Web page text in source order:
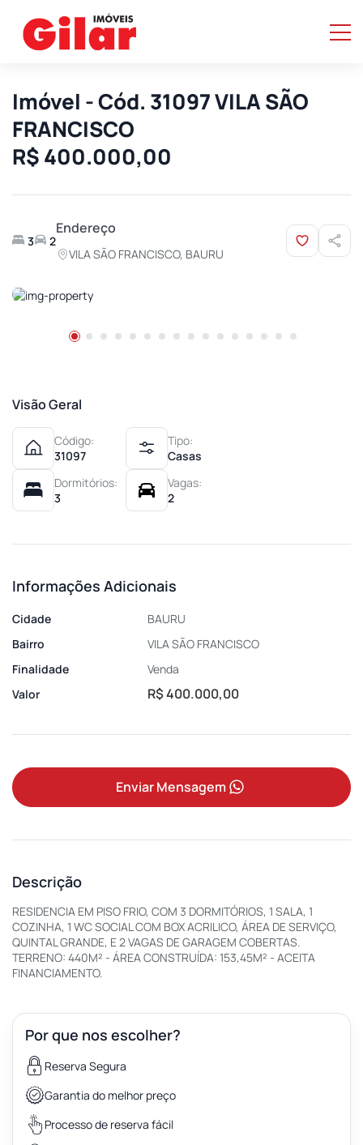
Imóvel - Cód. 31097 VILA SÃO
FRANCISCO
R$ 400.000,00
3 2
Endereço
VILA SÃO FRANCISCO, BAURU
Visão Geral
Código:
31097
Tipo:
Casas
Dormitórios:
3
Vagas:
2
Informações Adicionais
Cidade
BAURU
Bairro
VILA SÃO FRANCISCO
Finalidade
Venda
Valor
R$ 400.000,00
Enviar Mensagem
Descrição
RESIDENCIA EM PISO FRIO, COM 3 DORMITÓRIOS, 1 SALA, 1
COZINHA, 1 WC SOCIAL COM BOX ACRILICO, ÁREA DE SERVIÇO,
QUINTAL GRANDE, E 2 VAGAS DE GARAGEM COBERTAS.
TERRENO: 440M² - ÁREA CONSTRUÍDA: 153,45M² - ACEITA
FINANCIAMENTO.
Por que nos escolher?
Reserva Segura
Garantia do melhor preço
Processo de reserva fácil